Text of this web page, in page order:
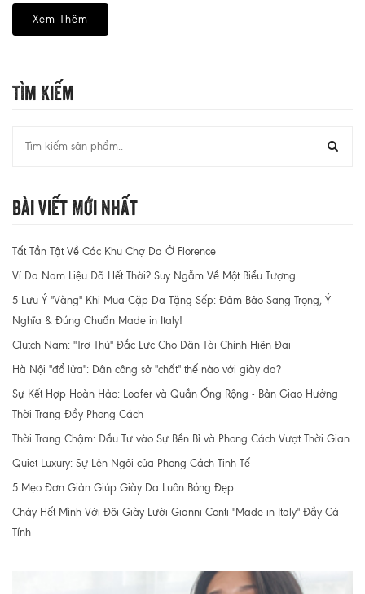
Xem Thêm
Tìm Kiếm
Bài Viết Mới Nhất
Tất Tần Tật Về Các Khu Chợ Da Ở Florence
Ví Da Nam Liệu Đã Hết Thời? Suy Ngẫm Về Một Biểu Tượng
5 Lưu Ý "Vàng" Khi Mua Cặp Da Tặng Sếp: Đảm Bảo Sang Trọng, Ý
Nghĩa & Đúng Chuẩn Made in Italy!
Clutch Nam: "Trợ Thủ" Đắc Lực Cho Dân Tài Chính Hiện Đại
Hà Nội "đổ lửa": Dân công sở "chất" thế nào với giày da?
Sự Kết Hợp Hoàn Hảo: Loafer và Quần Ống Rộng - Bản Giao Hưởng
Thời Trang Đầy Phong Cách
Thời Trang Chậm: Đầu Tư vào Sự Bền Bỉ và Phong Cách Vượt Thời Gian
Quiet Luxury: Sự Lên Ngôi của Phong Cách Tinh Tế
5 Mẹo Đơn Giản Giúp Giày Da Luôn Bóng Đẹp
Cháy Hết Mình Với Đôi Giày Lười Gianni Conti "Made in Italy" Đầy Cá
Tính